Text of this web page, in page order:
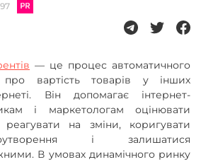
— це процес автоматичного
про вартість товарів у інших
Він допомагає інтернет-
і маркетологам оцінювати
на зміни, коригувати
і залишатися
В умовах динамічного ринку